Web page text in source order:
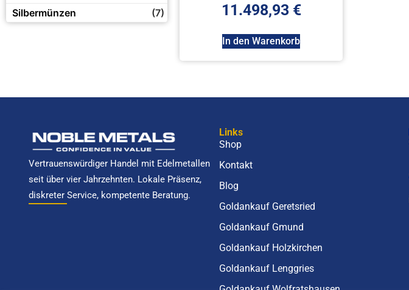
Silbermünzen
(7) 11.498,93 €
In den Warenkorb
Vertrauenswürdiger Handel mit Edelmetallen
seit über vier Jahrzehnten. Lokale Präsenz,
diskreter Service, kompetente Beratung.
Links
Shop
Kontakt
Blog
Goldankauf Geretsried
Goldankauf Gmund
Goldankauf Holzkirchen
Goldankauf Lenggries